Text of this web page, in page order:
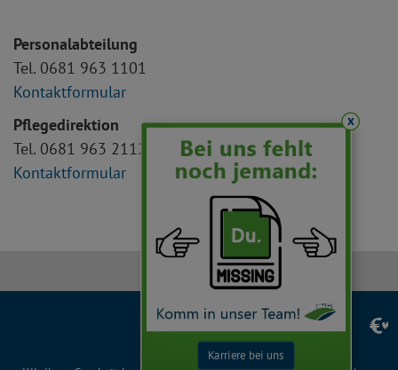
Personalabteilung
Tel. 0681 963 1101
Kontaktformular
Pflegedirektion
Tel. 0681 963 2112
Kontaktformular
TikTok
YouTube
LinkedIn
Instagram
Facebook
x
Karriere bei uns